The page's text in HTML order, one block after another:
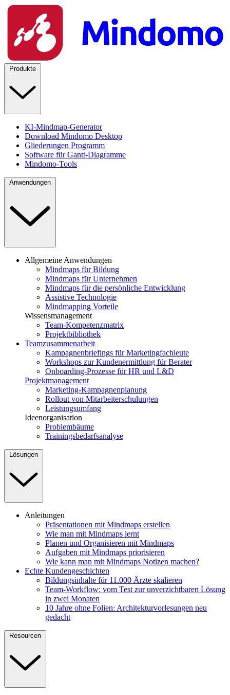
Produkte
KI-Mindmap-Generator
Download Mindomo Desktop
Gliederungen Programm
Software für Gantt-Diagramme
Mindomo-Tools
Anwendungen
Allgemeine Anwendungen
Mindmaps für Bildung
Mindmaps für Unternehmen
Mindmaps für die persönliche Entwicklung
Assistive Technologie
Mindmapping Vorteile
Wissensmanagement
Team-Kompetenzmatrix
Projektbibliothek
Teamzusammenarbeit
Kampagnenbriefings für Marketingfachleute
Workshops zur Kundenermittlung für Berater
Onboarding-Prozesse für HR und L&D
Projektmanagement
Marketing-Kampagnenplanung
Rollout von Mitarbeiterschulungen
Leistungsumfang
Ideenorganisation
Problembäume
Trainingsbedarfsanalyse
Lösungen
Anleitungen
Präsentationen mit Mindmaps erstellen
Wie man mit Mindmaps lernt
Planen und Organisieren mit Mindmaps
Aufgaben mit Mindmaps priorisieren
Wie kann man mit Mindmaps Notizen machen?
Echte Kundengeschichten
Bildungsinhalte für 11.000 Ärzte skalieren
Team-Workflow: vom Test zur unverzichtbaren Lösung
in zwei Monaten
10 Jahre ohne Folien: Architekturvorlesungen neu
gedacht
Resourcen